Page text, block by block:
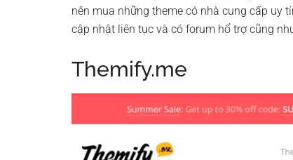
nên mua những theme có nhà cung cấp uy
cập nhật liên tục và có forum hổ trợ cũng
Themify.me